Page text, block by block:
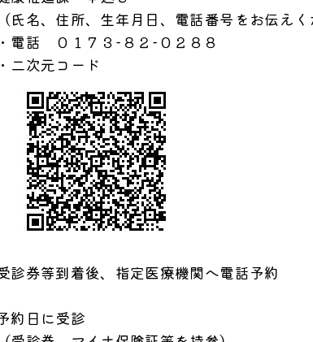
所、生年月日、電話番号をお伝えくだ
１７３−８２−０２８８
元コード
到着後、指定医療機関へ電話予約
に受診